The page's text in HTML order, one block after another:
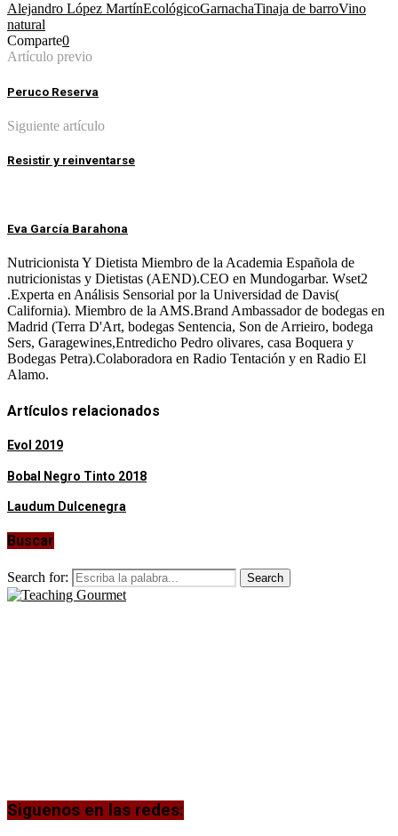
Alejandro López MartínEcológicoGarnachaTinaja de barroVino
natural
Comparte0
Artículo previo
Peruco Reserva
Siguiente artículo
Resistir y reinventarse
Eva García Barahona
Nutricionista Y Dietista Miembro de la Academia Española de
nutricionistas y Dietistas (AEND).CEO en Mundogarbar. Wset2
.Experta en Análisis Sensorial por la Universidad de Davis(
California). Miembro de la AMS.Brand Ambassador de bodegas en
Madrid (Terra D'Art, bodegas Sentencia, Son de Arrieiro, bodega
Sers, Garagewines,Entredicho Pedro olivares, casa Boquera y
Bodegas Petra).Colaboradora en Radio Tentación y en Radio El
Alamo.
Artículos relacionados
Evol 2019
Bobal Negro Tinto 2018
Laudum Dulcenegra
Buscar
Search for: Search
Siguenos en las redes: